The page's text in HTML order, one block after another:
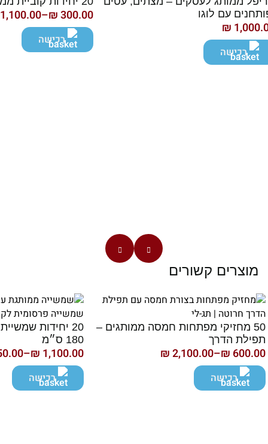
עם לוגו
₪
רכישה
₪300.00
–
1,100.00
טווח
מחירים:רכישה
מוצרים קשורים
50 מחזיקי מפתחות חמסה ממותגים –
תפילת הדרך
₪ 600.00
–
₪2,100.00
טווח
מחירים:רכישה
20 יחידות
180 ס״מ
₪ 1,100.00
–
טווח
מחירים:רכישה